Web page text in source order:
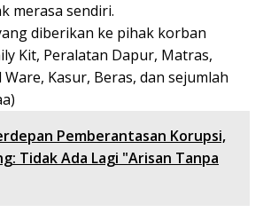
merasa sendiri.
diberikan ke pihak korban
Kit, Peralatan Dapur, Matras,
Kasur, Beras, dan sejumlah
Pemberantasan Korupsi,
Tidak Ada Lagi "Arisan Tanpa